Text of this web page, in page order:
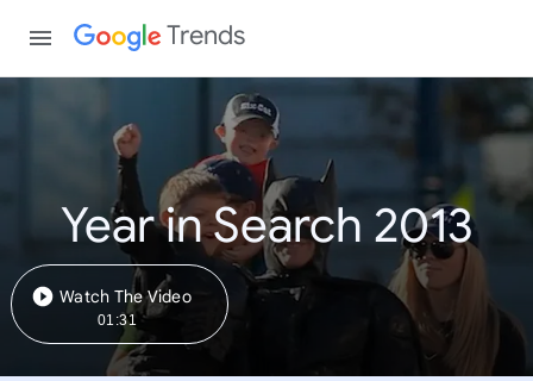
Trends
Year in Search 2013
Watch The Video
01:31